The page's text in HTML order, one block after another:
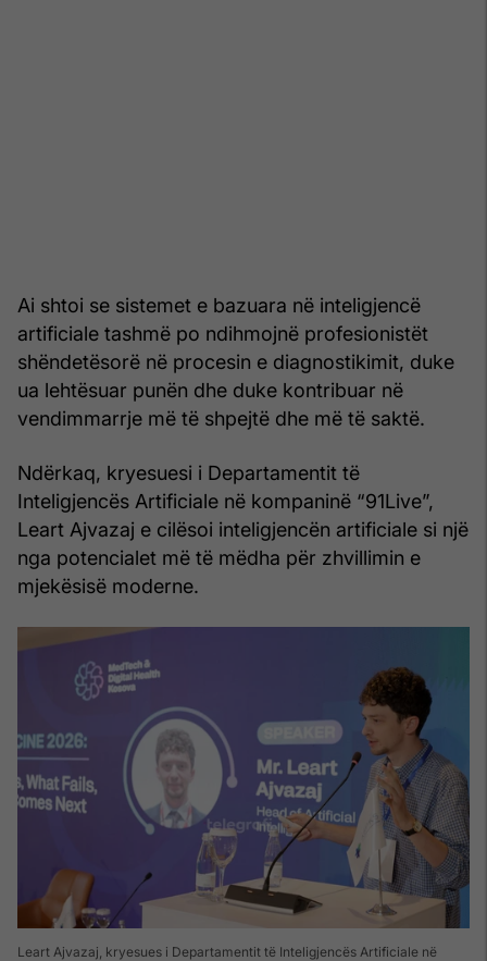
Ai shtoi se sistemet e bazuara në inteligjencë
artificiale tashmë po ndihmojnë profesionistët
shëndetësorë në procesin e diagnostikimit, duke
ua lehtësuar punën dhe duke kontribuar në
vendimmarrje më të shpejtë dhe më të saktë.
Ndërkaq, kryesuesi i Departamentit të
Inteligjencës Artificiale në kompaninë “91Live”,
Leart Ajvazaj e cilësoi inteligjencën artificiale si një
nga potencialet më të mëdha për zhvillimin e
mjekësisë moderne.
Leart Ajvazaj, kryesues i Departamentit të Inteligjencës Artificiale në